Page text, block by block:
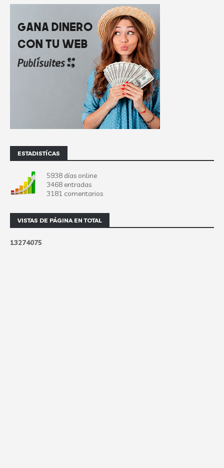
ESTADISTÍCAS
5938 días online
3468 entradas
3181 comentarios
VISTAS DE PÁGINA EN TOTAL
13274075